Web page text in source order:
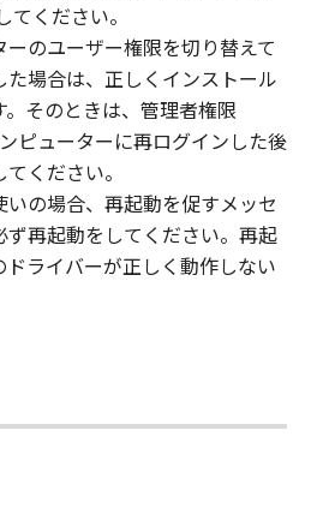
許諾、譲渡、販売、頒
与その他の方法により、
ェア」を使用させること
フトウェア」の全部また
逆コンパイル、逆アセン
エンジニアリング等する
た第三者にこのような行
ん。
ウェア」に含まれるキヤ
ライセンサーの著作権表
ください。
ーのユーザー権限を切り替えて
場合は、正しくインストール
そのときは、管理者権限
ピューターに再ログインした後
ください。
いの場合、再起動を促すメッセ
再起動をしてください。再起
ライバーが正しく動作しない